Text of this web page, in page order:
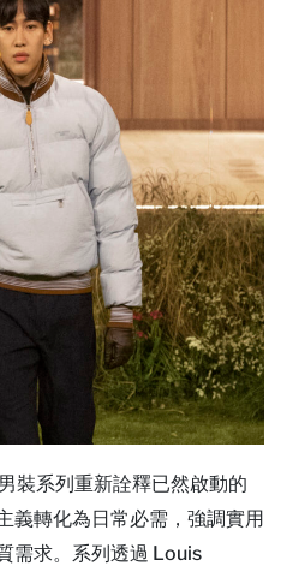
裝系列重新詮釋已然啟動的
義轉化為日常必需，強調實用
需求。系列透過 Louis